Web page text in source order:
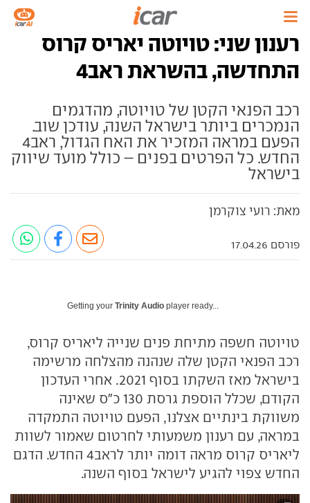
רענון שני: טויוטה יאריס קרוס
התחדשה, בהשראת ראב4
רכב הפנאי הקטן של טויוטה, מהדגמים
הנמכרים ביותר בישראל השנה, עודכן שוב.
הפעם במראה המזכיר את האח הגדול, ראב4
החדש. כל הפרטים בפנים – כולל מועד שיווק
בישראל
מאת: רועי צוקרמן
פורסם 17.04.26
Getting your Trinity Audio player ready...
טויוטה חשפה מתיחת פנים שנייה ליאריס קרוס,
רכב הפנאי הקטן שלה שנהנה מהצלחה מרשימה
בישראל מאז השקתו בסוף 2021. אחרי העדכון
הקודם, שכלל הוספת גרסת 130 כ"ס שאינה
משווקת בינתיים אצלנו, הפעם טויוטה התמקדה
במראה, עם רענון משמעותי לחרטום שאמור לשוות
ליאריס קרוס מראה דומה יותר לראב4 החדש. הדגם
החדש צפוי להגיע לישראל בסוף השנה.